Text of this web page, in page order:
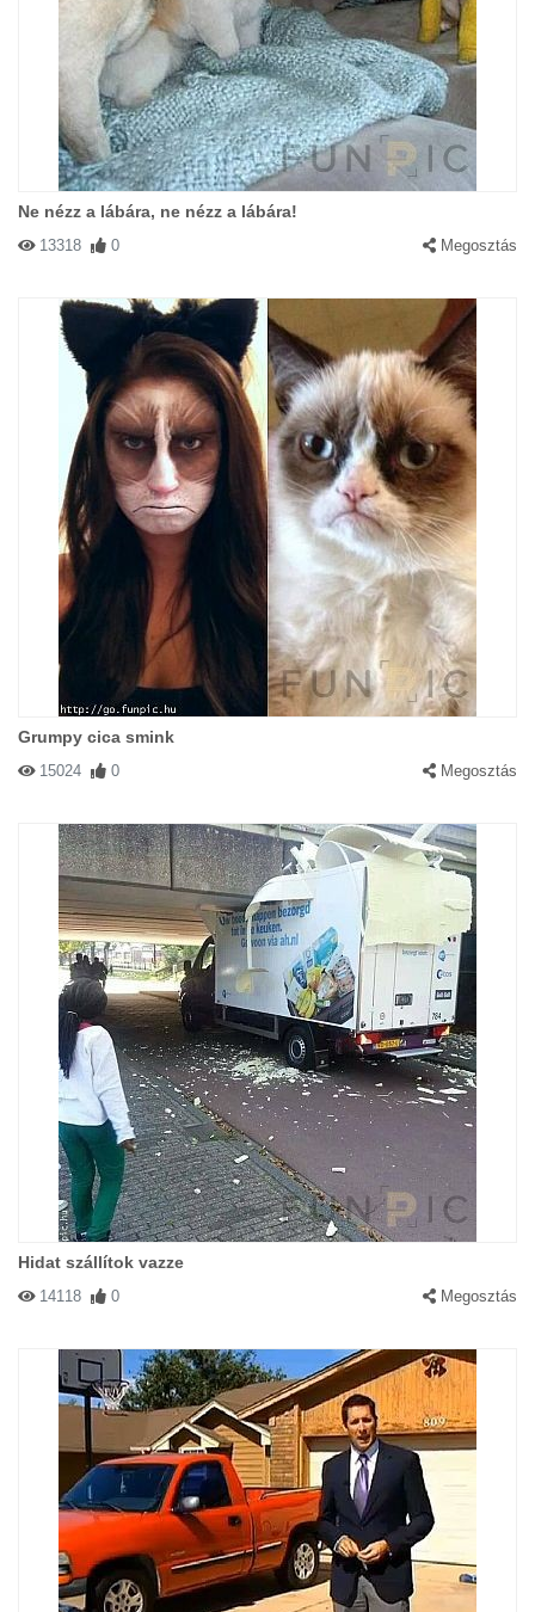
Ne nézz a lábára, ne nézz a lábára!
13318 0 Megosztás
Grumpy cica smink
15024 0 Megosztás
Hidat szállítok vazze
14118 0 Megosztás